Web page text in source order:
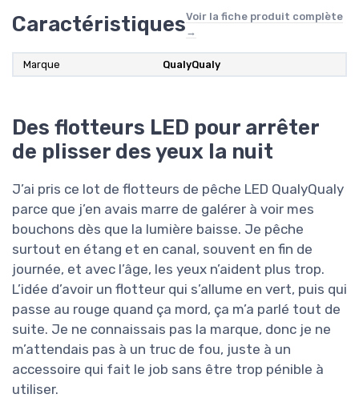
CaractéristiquesVoir la fiche produit complète
→
Marque ‎QualyQualy
Des flotteurs LED pour arrêter
de plisser des yeux la nuit
J’ai pris ce lot de flotteurs de pêche LED QualyQualy
parce que j’en avais marre de galérer à voir mes
bouchons dès que la lumière baisse. Je pêche
surtout en étang et en canal, souvent en fin de
journée, et avec l’âge, les yeux n’aident plus trop.
L’idée d’avoir un flotteur qui s’allume en vert, puis qui
passe au rouge quand ça mord, ça m’a parlé tout de
suite. Je ne connaissais pas la marque, donc je ne
m’attendais pas à un truc de fou, juste à un
accessoire qui fait le job sans être trop pénible à
utiliser.